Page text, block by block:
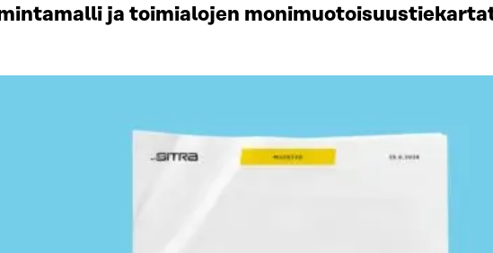
ja toimialojen